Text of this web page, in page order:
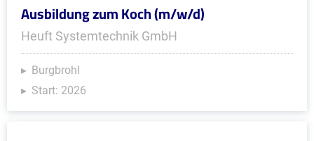
Ausbildung zum Koch (m/w/d)
Heuft Systemtechnik GmbH
Burgbrohl
Start: 2026